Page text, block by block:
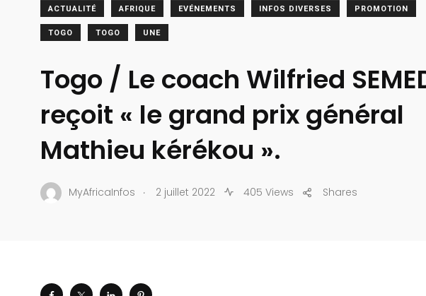
ACTUALITÉ AFRIQUE EVÉNEMENTS INFOS DIVERSES PROMOTION
TOGO TOGO UNE
Togo / Le coach Wilfried
reçoit « le grand prix général
Mathieu kérékou ».
MyAfricaInfos . 2 juillet 2022 405 Views Shares